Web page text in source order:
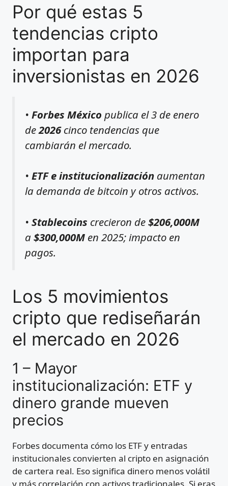
Por qué estas 5
tendencias cripto
importan para
inversionistas en 2026
• Forbes México publica el 3 de enero
de2026cinco tendencias que
cambiarán el mercado.
• ETF e institucionalización aumentan
la demanda de bitcoin y otros activos.
• Stablecoins crecieron de$206,000M
a$300,000M en 2025; impacto en
pagos.
Los 5 movimientos
cripto que rediseñarán
el mercado en 2026
1 – Mayor
institucionalización: ETF y
dinero grande mueven
precios
Forbes documenta cómo los ETF y entradas
institucionales convierten al cripto en asignación
de cartera real. Eso significa dinero menos volátil